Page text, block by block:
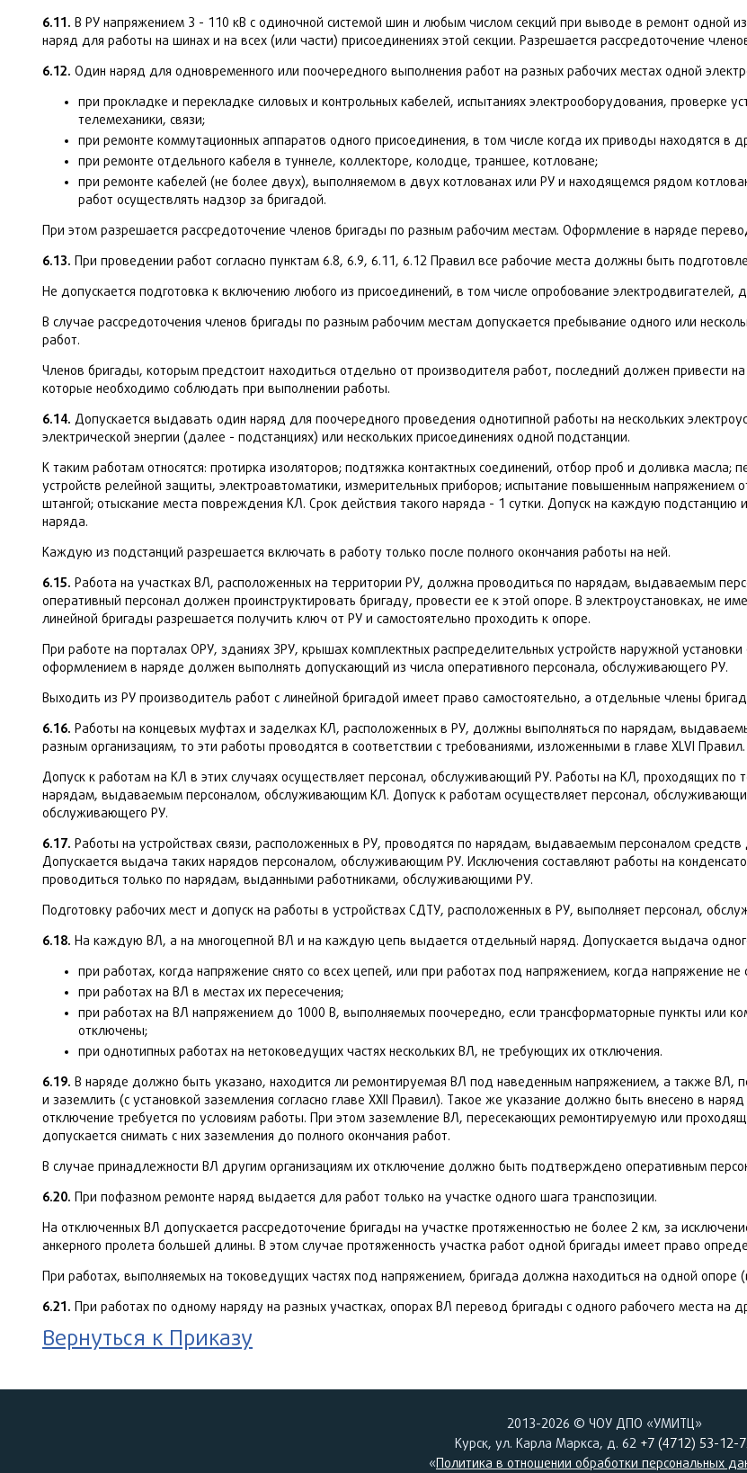
6.11. В РУ напряжением 3 - 110 кВ с одиночной системой шин и любым числом секций при выводе в ремонт одной
наряд для работы на шинах и на всех (или части) присоединениях этой секции. Разрешается рассредоточение
6.12. Один наряд для одновременного или поочередного выполнения работ на разных рабочих местах одной
при прокладке и перекладке силовых и контрольных кабелей, испытаниях электрооборудования, проверке
телемеханики, связи;
при ремонте коммутационных аппаратов одного присоединения, в том числе когда их приводы находятся в
при ремонте отдельного кабеля в туннеле, коллекторе, колодце, траншее, котловане;
при ремонте кабелей (не более двух), выполняемом в двух котлованах или РУ и находящемся рядом
работ осуществлять надзор за бригадой.
При этом разрешается рассредоточение членов бригады по разным рабочим местам. Оформление в наряде
6.13. При проведении работ согласно пунктам 6.8, 6.9, 6.11, 6.12 Правил все рабочие места должны быть
Не допускается подготовка к включению любого из присоединений, в том числе опробование электродвигателей,
В случае рассредоточения членов бригады по разным рабочим местам допускается пребывание одного или
работ.
Членов бригады, которым предстоит находиться отдельно от производителя работ, последний должен привести
которые необходимо соблюдать при выполнении работы.
6.14. Допускается выдавать один наряд для поочередного проведения однотипной работы на нескольких
электрической энергии (далее - подстанциях) или нескольких присоединениях одной подстанции.
К таким работам относятся: протирка изоляторов; подтяжка контактных соединений, отбор проб и доливка
устройств релейной защиты, электроавтоматики, измерительных приборов; испытание повышенным напряжением
штангой; отыскание места повреждения КЛ. Срок действия такого наряда - 1 сутки. Допуск на каждую
наряда.
Каждую из подстанций разрешается включать в работу только после полного окончания работы на ней.
6.15. Работа на участках ВЛ, расположенных на территории РУ, должна проводиться по нарядам, выдаваемым
оперативный персонал должен проинструктировать бригаду, провести ее к этой опоре. В электроустановках, не
линейной бригады разрешается получить ключ от РУ и самостоятельно проходить к опоре.
При работе на порталах ОРУ, зданиях ЗРУ, крышах комплектных распределительных устройств наружной
оформлением в наряде должен выполнять допускающий из числа оперативного персонала, обслуживающего РУ.
Выходить из РУ производитель работ с линейной бригадой имеет право самостоятельно, а отдельные члены
6.16. Работы на концевых муфтах и заделках КЛ, расположенных в РУ, должны выполняться по нарядам,
разным организациям, то эти работы проводятся в соответствии с требованиями, изложенными в главе XLVI Правил.
Допуск к работам на КЛ в этих случаях осуществляет персонал, обслуживающий РУ. Работы на КЛ, проходящих по
нарядам, выдаваемым персоналом, обслуживающим КЛ. Допуск к работам осуществляет персонал,
обслуживающего РУ.
6.17. Работы на устройствах связи, расположенных в РУ, проводятся по нарядам, выдаваемым персоналом средств
Допускается выдача таких нарядов персоналом, обслуживающим РУ. Исключения составляют работы на
проводиться только по нарядам, выданными работниками, обслуживающими РУ.
Подготовку рабочих мест и допуск на работы в устройствах СДТУ, расположенных в РУ, выполняет персонал,
6.18. На каждую ВЛ, а на многоцепной ВЛ и на каждую цепь выдается отдельный наряд. Допускается выдача
при работах, когда напряжение снято со всех цепей, или при работах под напряжением, когда напряжение
при работах на ВЛ в местах их пересечения;
при работах на ВЛ напряжением до 1000 В, выполняемых поочередно, если трансформаторные пункты или
отключены;
при однотипных работах на нетоковедущих частях нескольких ВЛ, не требующих их отключения.
6.19. В наряде должно быть указано, находится ли ремонтируемая ВЛ под наведенным напряжением, а также ВЛ,
и заземлить (с установкой заземления согласно главе XXII Правил). Такое же указание должно быть внесено в
отключение требуется по условиям работы. При этом заземление ВЛ, пересекающих ремонтируемую или
допускается снимать с них заземления до полного окончания работ.
В случае принадлежности ВЛ другим организациям их отключение должно быть подтверждено оперативным
6.20. При пофазном ремонте наряд выдается для работ только на участке одного шага транспозиции.
На отключенных ВЛ допускается рассредоточение бригады на участке протяженностью не более 2 км, за
анкерного пролета большей длины. В этом случае протяженность участка работ одной бригады имеет право
При работах, выполняемых на токоведущих частях под напряжением, бригада должна находиться на одной
6.21. При работах по одному наряду на разных участках, опорах ВЛ перевод бригады с одного рабочего места на
Вернуться к Приказу
2013-2026 © ЧОУ ДПО «УМИТЦ»
Курск, ул. Карла Маркса, д. 62 +7 (4712) 53-12-
«Политика в отношении обработки персональных